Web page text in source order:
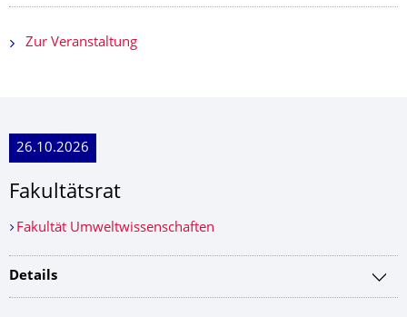
Zur Veranstaltung
26.10.2026
Fakultätsrat
Fakultät Umweltwissenschaften
Details